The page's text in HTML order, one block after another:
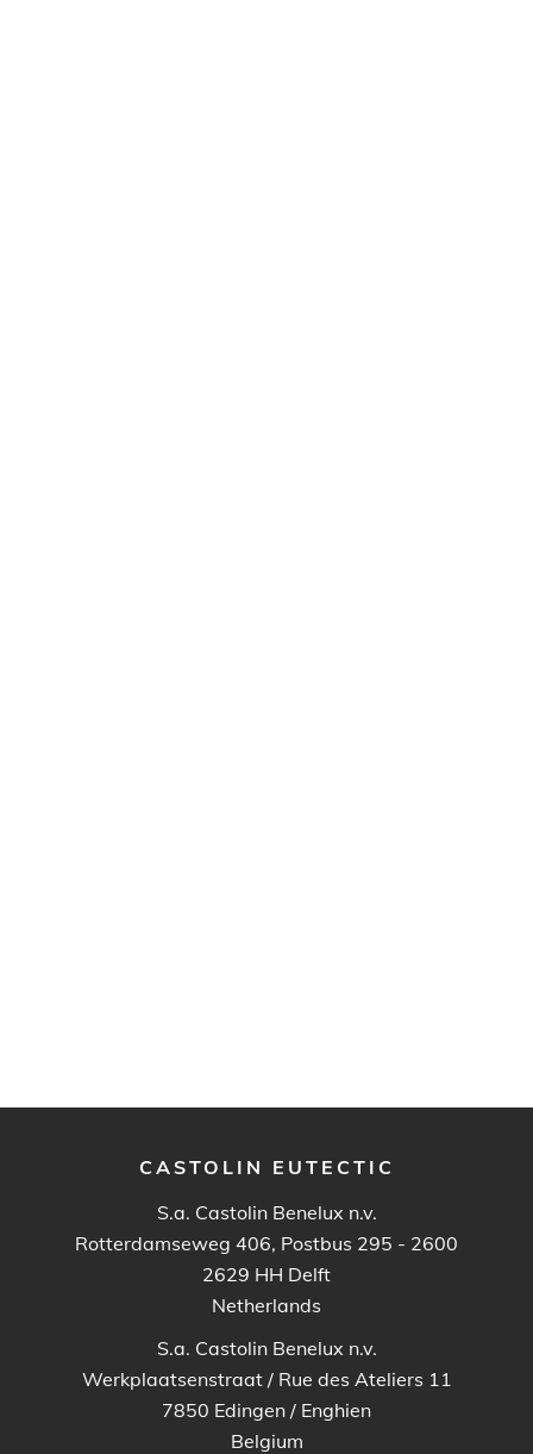
CASTOLIN EUTECTIC
S.a. Castolin Benelux n.v.
Rotterdamseweg 406, Postbus 295 - 2600
2629 HH Delft
Netherlands
S.a. Castolin Benelux n.v.
Werkplaatsenstraat / Rue des Ateliers 11
7850 Edingen / Enghien
Belgium